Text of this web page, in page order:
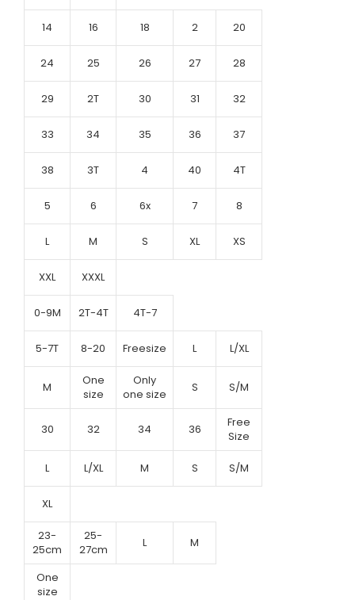
14 16 18 2 20
24 25 26 27 28
29 2T 30 31 32
33 34 35 36 37
38 3T 4 40 4T
5 6 6x 7 8
L M S XL XS
XXL XXXL
0-9M 2T-4T 4T-7
5-7T 8-20 Freesize L L/XL
M
One
size
Only
one size
S S/M
30 32 34 36
Free
Size
L L/XL M S S/M
XL
23-
25cm
25-
27cm
L M
One
size